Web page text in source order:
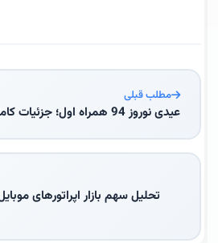
مطلب قبلی
عیدی نوروز 94 همراه اول؛ جزئیات کامل دریافت اعتبار رایگان
تحلیل سهم بازار اپراتورهای